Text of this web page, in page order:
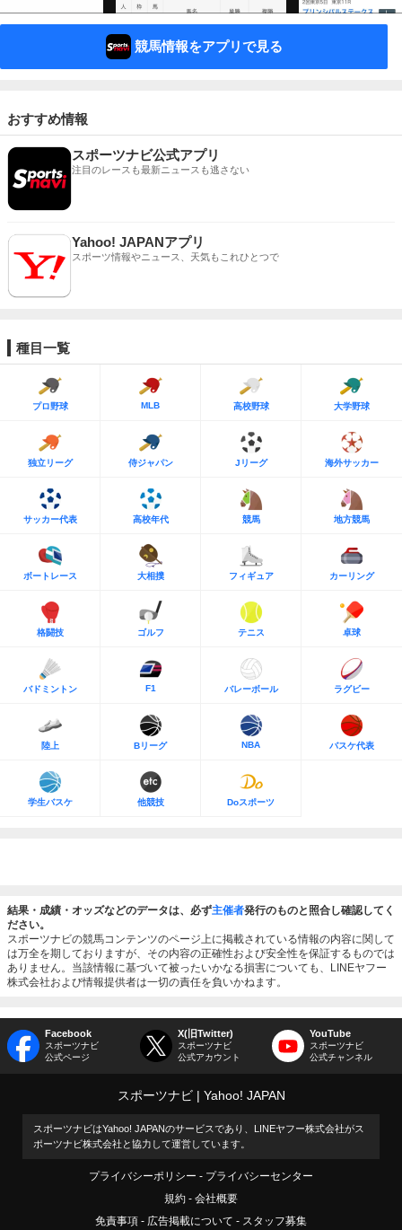
競馬情報をアプリで見る
おすすめ情報
スポーツナビ公式アプリ
注目のレースも最新ニュースも逃さない
Yahoo! JAPANアプリ
スポーツ情報やニュース、天気もこれひとつで
種目一覧
プロ野球 MLB 高校野球 大学野球
独立リーグ 侍ジャパン Jリーグ 海外サッカー
サッカー代表 高校年代 競馬 地方競馬
ボートレース 大相撲 フィギュア カーリング
格闘技 ゴルフ テニス 卓球
バドミントン F1 バレーボール ラグビー
陸上 Bリーグ NBA バスケ代表
学生バスケ 他競技 Doスポーツ
結果・成績・オッズなどのデータは、必ず主催者発行のものと照合し確認してく
ださい。
スポーツナビの競馬コンテンツのページ上に掲載されている情報の内容に関して
は万全を期しておりますが、その内容の正確性および安全性を保証するものでは
ありません。当該情報に基づいて被ったいかなる損害についても、LINEヤフー
株式会社および情報提供者は一切の責任を負いかねます。
Facebook
スポーツナビ
公式ページ
X(旧Twitter)
スポーツナビ
公式アカウント
YouTube
スポーツナビ
公式チャンネル
スポーツナビ Yahoo! JAPAN
スポーツナビはYahoo! JAPANのサービスであり、LINEヤフー株式会社がス
ポーツナビ株式会社と協力して運営しています。
プライバシーポリシー
プライバシーセンター
規約
会社概要
免責事項
広告掲載について スタッフ募集